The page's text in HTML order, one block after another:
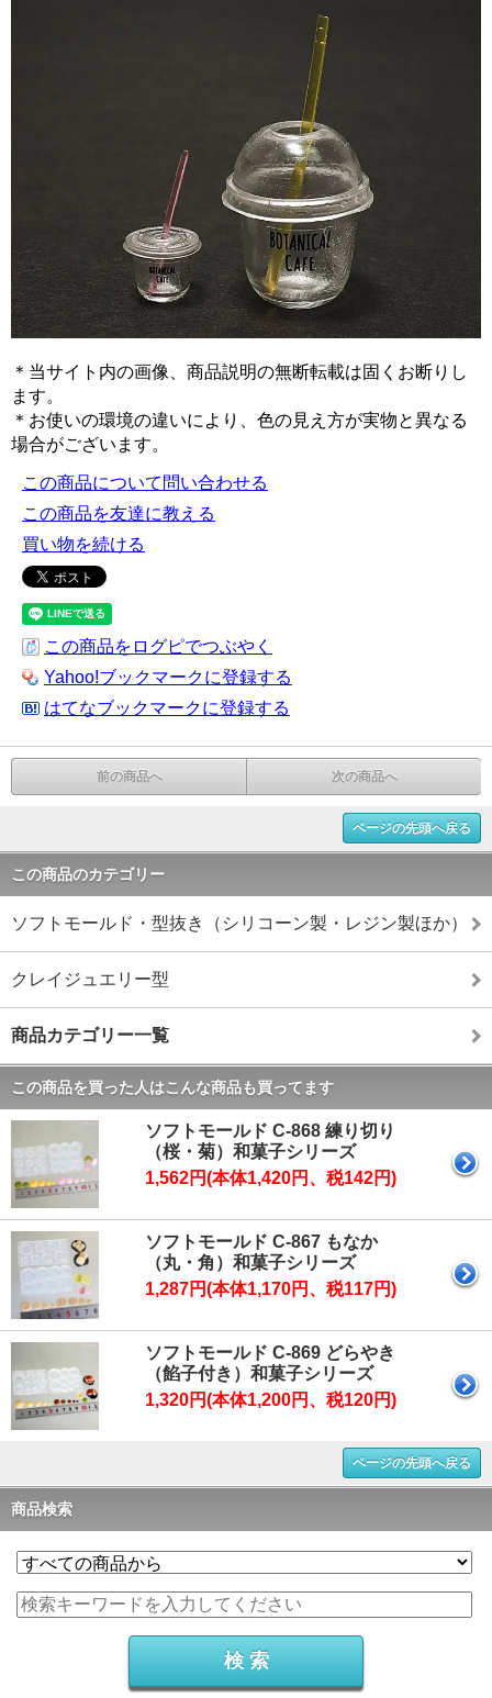
＊当サイト内の画像、商品説明の無断転載は固くお断りし
ます。
＊お使いの環境の違いにより、色の見え方が実物と異なる
場合がございます。
この商品について問い合わせる
この商品を友達に教える
買い物を続ける
この商品をログピでつぶやく
Yahoo!ブックマークに登録する
はてなブックマークに登録する
前の商品へ 次の商品へ
ページの先頭へ戻る
この商品のカテゴリー
ソフトモールド・型抜き（シリコーン製・レジン製ほか）
クレイジュエリー型
商品カテゴリー一覧
この商品を買った人はこんな商品も買ってます
ソフトモールド C-868 練り切り
（桜・菊）和菓子シリーズ
1,562円(本体1,420円、税142円)
ソフトモールド C-867 もなか
（丸・角）和菓子シリーズ
1,287円(本体1,170円、税117円)
ソフトモールド C-869 どらやき
（餡子付き）和菓子シリーズ
1,320円(本体1,200円、税120円)
ページの先頭へ戻る
商品検索